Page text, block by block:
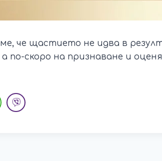
че щастието не идва в
по-скоро на признаване и